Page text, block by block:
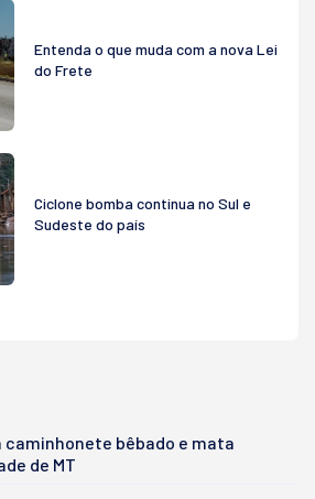
Entenda o que muda com a nova Lei
do Frete
Ciclone bomba continua no Sul e
Sudeste do país
caminhonete bêbado e mata
de MT